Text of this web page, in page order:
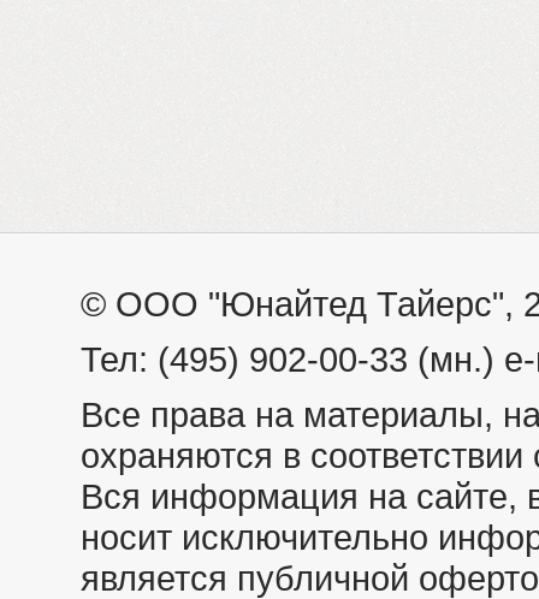
© ООО "Юнайтед Тайерс",
Тел: (495) 902-00-33 (мн.)
Все права на материалы,
охраняются в
Вся информация на сайте,
носит исключительно
является публичной